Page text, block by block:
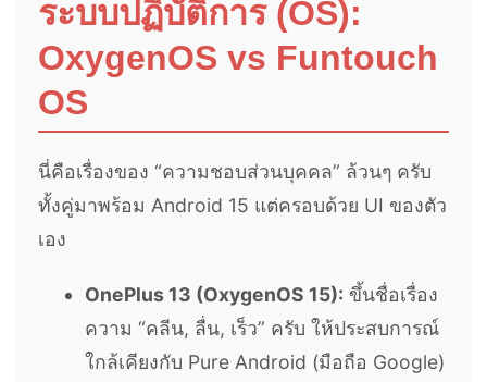
ระบบปฏิบัติการ (OS):
OxygenOS vs Funtouch
OS
นี่คือเรื่องของ “ความชอบส่วนบุคคล” ล้วนๆ ครับ
ทั้งคู่มาพร้อม Android 15 แต่ครอบด้วย UI ของตัว
เอง
OnePlus 13 (OxygenOS 15): ขึ้นชื่อเรื่อง
ความ “คลีน, ลื่น, เร็ว” ครับ ให้ประสบการณ์
ใกล้เคียงกับ Pure Android (มือถือ Google)